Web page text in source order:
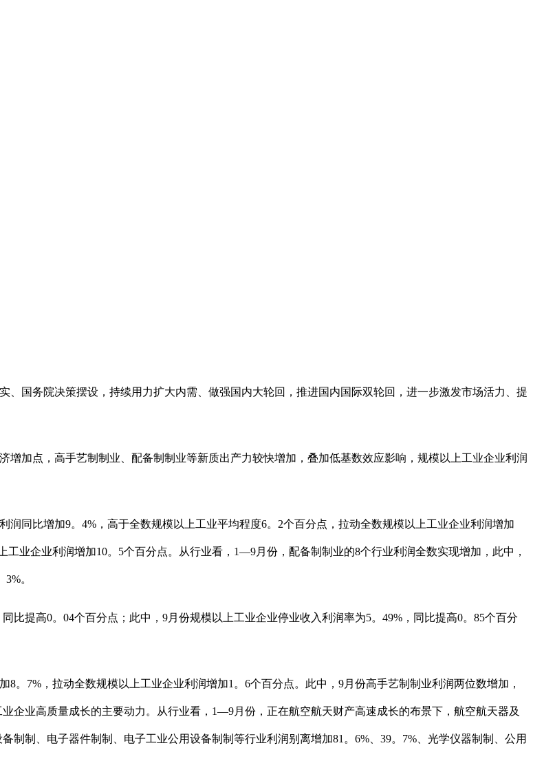
国务院决策摆设，持续用力扩大内需、做强国内大轮回，推进国内国际双轮回，进一步激发市场活力、提
点，高手艺制制业、配备制制业等新质出产力较快增加，叠加低基数效应影响，规模以上工业企业利润
比增加9。4%，高于全数规模以上工业平均程度6。2个百分点，拉动全数规模以上工业企业利润增加
业企业利润增加10。5个百分点。从行业看，1—9月份，配备制制业的8个行业利润全数实现增加，此中，
。
提高0。04个百分点；此中，9月份规模以上工业企业停业收入利润率为5。49%，同比提高0。85个百分
7%，拉动全数规模以上工业企业利润增加1。6个百分点。此中，9月份高手艺制制业利润两位数增加，
企业高质量成长的主要动力。从行业看，1—9月份，正在航空航天财产高速成长的布景下，航空航天器及
制制、电子器件制制、电子工业公用设备制制等行业利润别离增加81。6%、39。7%、光学仪器制制、公用